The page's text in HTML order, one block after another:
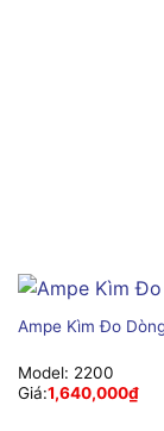
Ampe Kìm Đo
Model: 2200
Giá:1,640,000₫